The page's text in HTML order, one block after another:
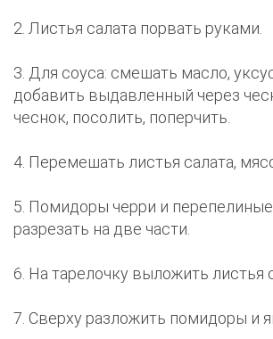
2. Листья салата порвать руками.
3. Для соуса: смешать масло,
добавить выдавленный через
чеснок, посолить, поперчить.
4. Перемешать листья салата,
5. Помидоры черри и
разрезать на две части.
6. На тарелочку выложить листья
7. Сверху разложить помидоры и